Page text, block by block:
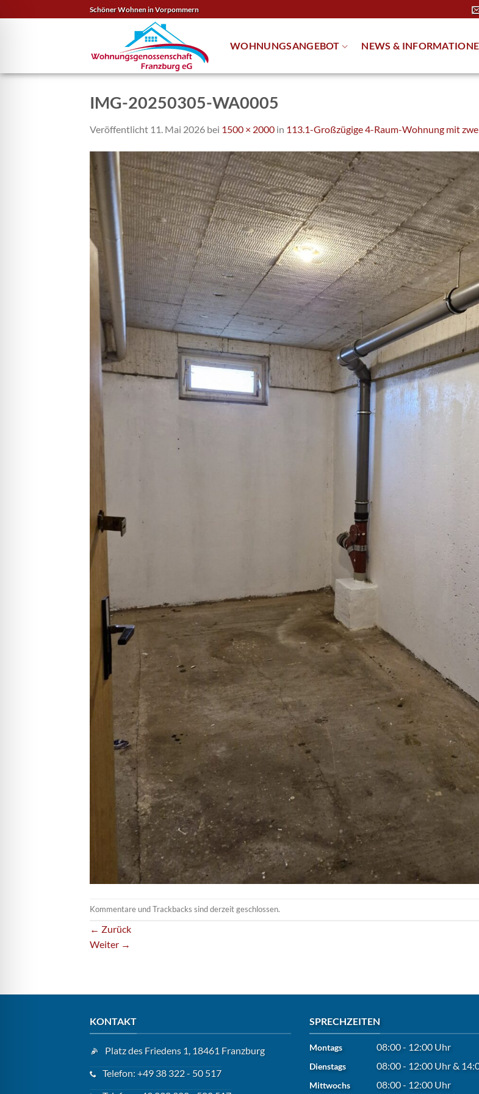
Inhalt
Schöner Wohnen in Vorpommern
WOHNUNGSANGEBOT NEWS &
IMG-20250305-WA0005
Veröffentlicht 11. Mai 2026 bei 1500 × 2000 in 113.1-Großzügige 4-Raum-Wohnung mit
Kommentare und Trackbacks sind derzeit geschlossen.
← Zurück
Weiter →
KONTAKT
Platz des Friedens 1, 18461 Franzburg
Telefon: +49 38 322 - 50 517
SPRECHZEITEN
Montags 08:00 - 12:00 Uhr
Dienstags 08:00 - 12:00 Uhr&
Mittwochs 08:00 - 12:00 Uhr